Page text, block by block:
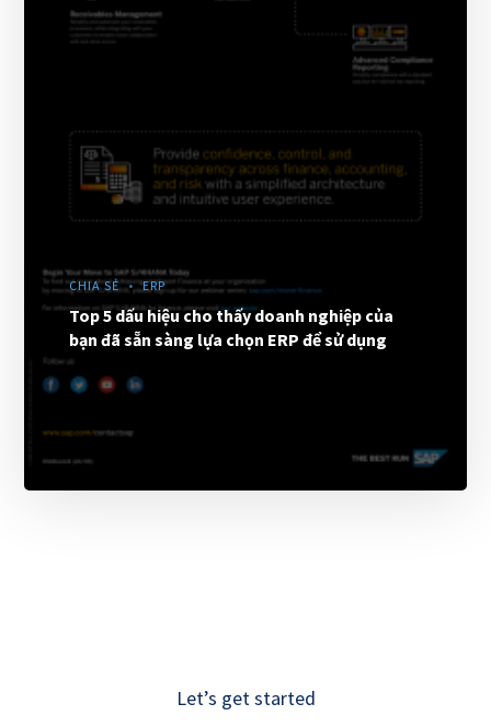
CHIA SẺ ERP
Top 5 dấu hiệu cho thấy doanh nghiệp của
bạn đã sẵn sàng lựa chọn ERP để sử dụng
Let’s get started